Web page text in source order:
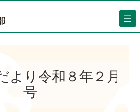
より令和８年２月
号